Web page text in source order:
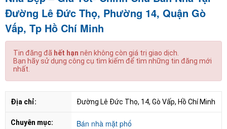
Đường Lê Đức Thọ, Phường 14, Quận Gò
Vấp, Tp Hồ Chí Minh
Tin đăng đã hết hạn nên không còn giá trị giao dịch.
Bạn hãy sử dụng công cụ tìm kiếm để tìm những tin đăng mới
nhất.
Địa chỉ: Đường Lê Đức Thọ, 14, Gò Vấp, Hồ Chí Minh
Chuyên mục: Bán nhà mặt phố